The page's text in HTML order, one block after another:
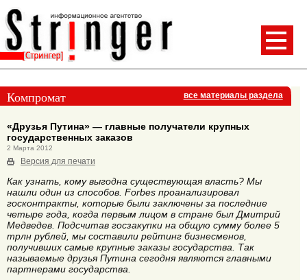
Компромат все материалы раздела
«Друзья Путина» — главные получатели крупных
государственных заказов
2 Марта 2012
Версия для печати
Как узнать, кому выгодна существующая власть? Мы
нашли один из способов. Forbes проанализировал
госконтракты, которые были заключены за последние
четыре года, когда первым лицом в стране был Дмитрий
Медведев. Подсчитав госзакупки на общую сумму более 5
трлн рублей, мы составили рейтинг бизнесменов,
получивших самые крупные заказы государства. Так
называемые друзья Путина сегодня являются главными
партнерами государства.